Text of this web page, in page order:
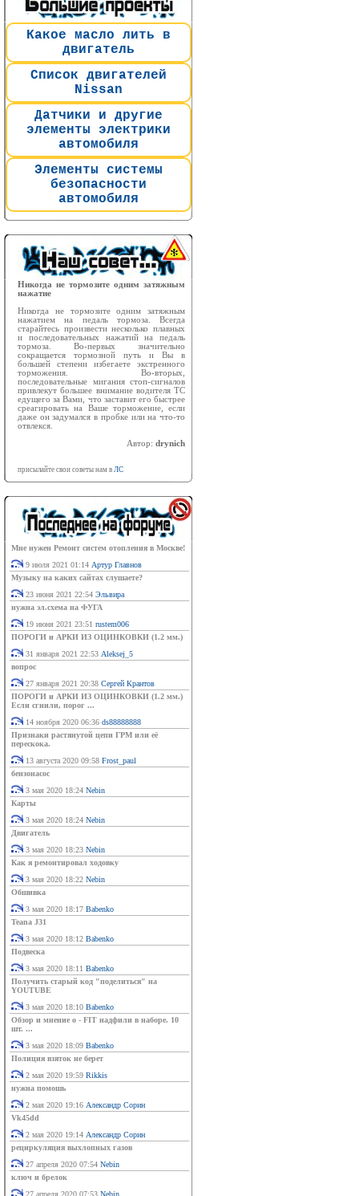
Какое масло лить в
двигатель
Список двигателей
Nissan
Датчики и другие
элементы электрики
автомобиля
Элементы системы
безопасности
автомобиля
Никогда не тормозите одним затяжным
нажатие
Никогда не тормозите одним затяжным
нажатием на педаль тормоза. Всегда
старайтесь произвести несколько плавных
и последовательных нажатий на педаль
тормоза. Во-первых значительно
сокращается тормозной путь и Вы в
большей степени избегаете экстренного
торможения. Во-вторых,
последовательные мигания стоп-сигналов
привлекут большее внимание водителя ТС
едущего за Вами, что заставит его быстрее
среагировать на Ваше торможение, если
даже он задумался в пробке или на что-то
отвлекся.
Автор: drynich
присылайте свои советы нам в ЛС
Мне нужен Ремонт систем отопления в Москве!
9 июля 2021 01:14 Артур Главнов
Музыку на каких сайтах слушаете?
23 июня 2021 22:54 Эльвира
нужна эл.схема на ФУГА
19 июня 2021 23:51 rustem006
ПОРОГИ и АРКИ ИЗ ОЦИНКОВКИ (1.2 мм.)
31 января 2021 22:53 Aleksej_5
вопрос
27 января 2021 20:38 Сергей Крантов
ПОРОГИ и АРКИ ИЗ ОЦИНКОВКИ (1.2 мм.)
Если сгнили, порог ...
14 ноября 2020 06:36 ds88888888
Признаки растянутой цепи ГРМ или её
перескока.
13 августа 2020 09:58 Frost_paul
бензонасос
3 мая 2020 18:24 Nebin
Карты
3 мая 2020 18:24 Nebin
Двигатель
3 мая 2020 18:23 Nebin
Как я ремонтировал ходовку
3 мая 2020 18:22 Nebin
Обшивка
3 мая 2020 18:17 Babenko
Teana J31
3 мая 2020 18:12 Babenko
Подвеска
3 мая 2020 18:11 Babenko
Получить старый код "поделиться" на
YOUTUBE
3 мая 2020 18:10 Babenko
Обзор и мнение о - FIT надфили в наборе. 10
шт. ...
3 мая 2020 18:09 Babenko
Полиция взяток не берет
2 мая 2020 19:59 Rikkis
нужна помошь
2 мая 2020 19:16 Александр Сорин
Vk45dd
2 мая 2020 19:14 Александр Сорин
рециркуляция выхлопных газов
27 апреля 2020 07:54 Nebin
ключ и брелок
27 апреля 2020 07:53 Nebin